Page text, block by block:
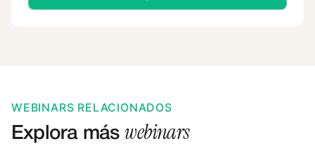
WEBINARS RELACIONADOS
Explora máswebinars